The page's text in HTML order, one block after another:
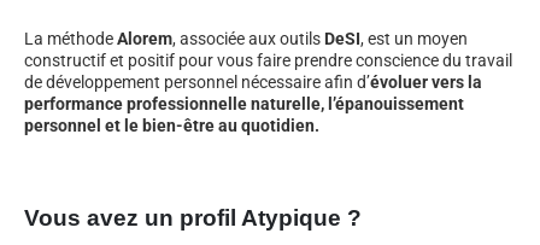
La méthodeAlorem, associée aux outils DeSI, est un moyen
constructif et positif pour vous faire prendre conscience du travail
de développement personnel nécessaire afin d’évoluer vers la
performance professionnelle naturelle, l’épanouissement
personnel et le bien-être au quotidien.
Vous avez un profil Atypique ?